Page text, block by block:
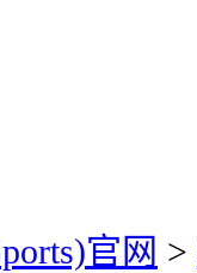
官网 >